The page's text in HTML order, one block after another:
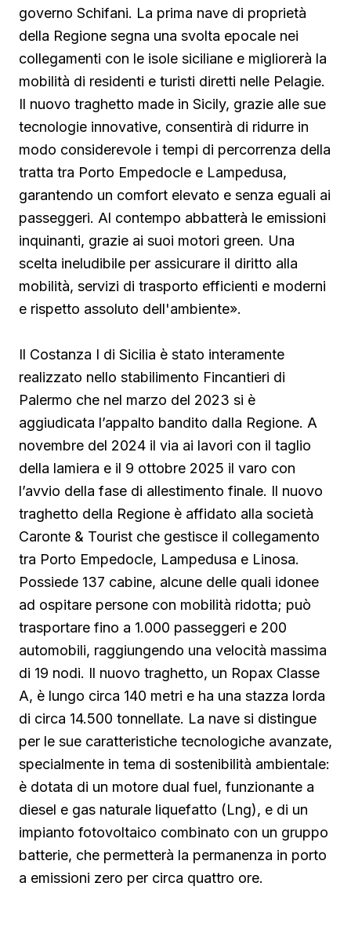
governo Schifani. La prima nave di proprietà
della Regione segna una svolta epocale nei
collegamenti con le isole siciliane e migliorerà la
mobilità di residenti e turisti diretti nelle Pelagie.
Il nuovo traghetto made in Sicily, grazie alle sue
tecnologie innovative, consentirà di ridurre in
modo considerevole i tempi di percorrenza della
tratta tra Porto Empedocle e Lampedusa,
garantendo un comfort elevato e senza eguali ai
passeggeri. Al contempo abbatterà le emissioni
inquinanti, grazie ai suoi motori green. Una
scelta ineludibile per assicurare il diritto alla
mobilità, servizi di trasporto efficienti e moderni
e rispetto assoluto dell'ambiente».
Il Costanza I di Sicilia è stato interamente
realizzato nello stabilimento Fincantieri di
Palermo che nel marzo del 2023 si è
aggiudicata l’appalto bandito dalla Regione. A
novembre del 2024 il via ai lavori con il taglio
della lamiera e il 9 ottobre 2025 il varo con
l’avvio della fase di allestimento finale. Il nuovo
traghetto della Regione è affidato alla società
Caronte & Tourist che gestisce il collegamento
tra Porto Empedocle, Lampedusa e Linosa.
Possiede 137 cabine, alcune delle quali idonee
ad ospitare persone con mobilità ridotta; può
trasportare fino a 1.000 passeggeri e 200
automobili, raggiungendo una velocità massima
di 19 nodi. Il nuovo traghetto, un Ropax Classe
A, è lungo circa 140 metri e ha una stazza lorda
di circa 14.500 tonnellate. La nave si distingue
per le sue caratteristiche tecnologiche avanzate,
specialmente in tema di sostenibilità ambientale:
è dotata di un motore dual fuel, funzionante a
diesel e gas naturale liquefatto (Lng), e di un
impianto fotovoltaico combinato con un gruppo
batterie, che permetterà la permanenza in porto
a emissioni zero per circa quattro ore.